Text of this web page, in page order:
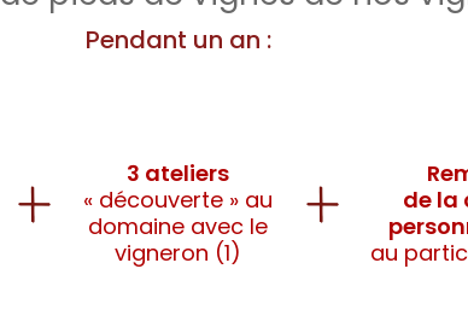
Pendant un an :
3 ateliers
« découverte » au
domaine avec le
vigneron (1)
de la
au